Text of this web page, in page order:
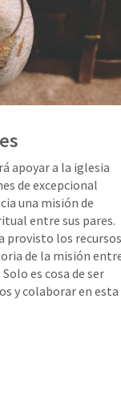
apoyar a la iglesia
de excepcional
una misión de
entre sus pares.
provisto los recursos
de la misión
es cosa de ser
y colaborar en esta